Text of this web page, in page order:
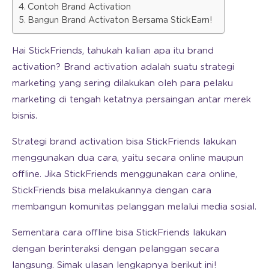
Contoh Brand Activation
Bangun Brand Activaton Bersama StickEarn!
Hai StickFriends, tahukah kalian apa itu brand
activation? Brand activation adalah suatu strategi
marketing yang sering dilakukan oleh para pelaku
marketing di tengah ketatnya persaingan antar merek
bisnis.
Strategi brand activation bisa StickFriends lakukan
menggunakan dua cara, yaitu secara online maupun
offline. Jika StickFriends menggunakan cara online,
StickFriends bisa melakukannya dengan cara
membangun komunitas pelanggan melalui media sosial.
Sementara cara offline bisa StickFriends lakukan
dengan berinteraksi dengan pelanggan secara
langsung. Simak ulasan lengkapnya berikut ini!